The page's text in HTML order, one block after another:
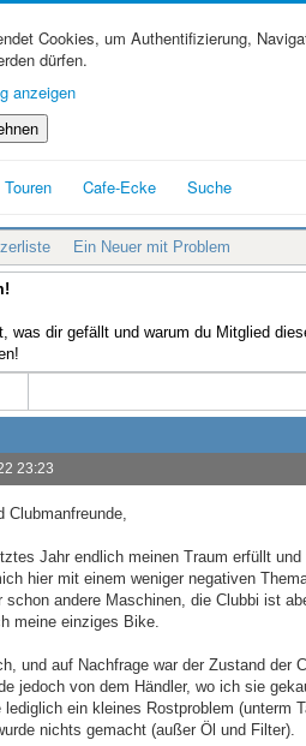
Cookies, um Authentifizierung,
dürfen.
anzeigen
Cafe-Ecke Suche
Ein Neuer mit Problem
was dir gefällt und warum du Mitglied
23:23
Clubmanfreunde,
Jahr endlich meinen Traum erfüllt
hier mit einem weniger negativen
schon andere Maschinen, die Clubbi ist
meine einziges Bike.
und auf Nachfrage war der Zustand der
jedoch von dem Händler, wo ich sie
ein kleines Rostproblem (unterm
nichts gemacht (außer Öl und Filter).